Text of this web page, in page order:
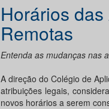
Horários
Remotas
Entenda as mudanças nas
A direção do Colégio de
atribuições legais,
novos horários a serem